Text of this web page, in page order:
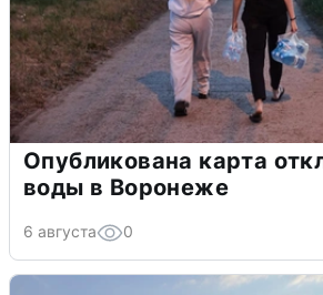
Опубликована карта
воды в Воронеже
6 августа 0